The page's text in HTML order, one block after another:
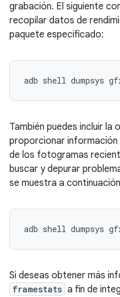
grabación. El siguiente
recopilar datos de
paquete especificado:
adb shell dumpsys
También puedes incluir la
proporcionar información
de los fotogramas
buscar y depurar
se muestra a
adb shell dumpsys
Si deseas obtener más
framestats a fin de